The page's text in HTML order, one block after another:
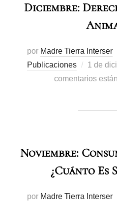
Diciembre:
por Madre Tierra Interser
Publicaciones
1 de
comentarios
Noviembre:
¿cuánto Es
por Madre Tierra Interser